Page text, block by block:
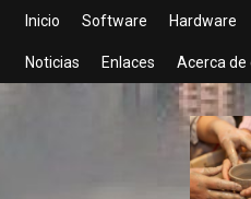
Inicio Software Hardware
Noticias Enlaces Acerca de